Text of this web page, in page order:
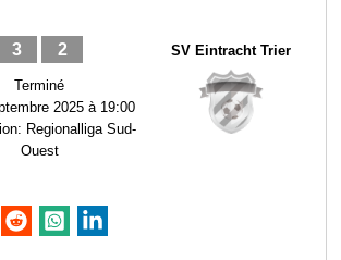
3 2
Terminé
2025 à 19:00
Regionalliga Sud-
Ouest
SV Eintracht Trier